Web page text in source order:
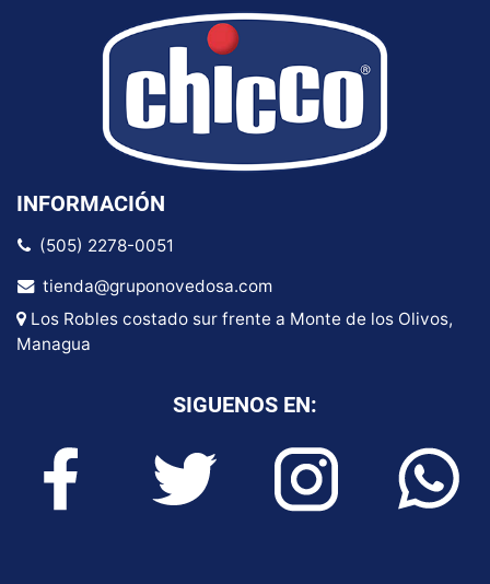
INFORMACIÓN
(505) 2278-0051
tienda@gruponovedosa.com
Los Robles costado sur frente a Monte de los Olivos,
Managua
SIGUENOS EN: